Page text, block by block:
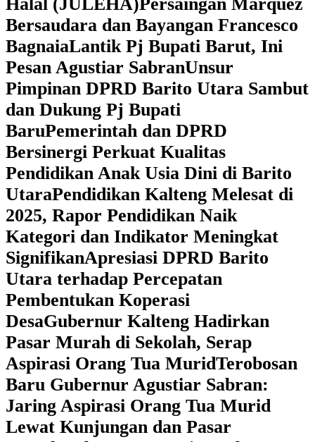
Bersaudara dan Bayangan Francesco
BagnaiaLantik Pj Bupati Barut, Ini
Pesan Agustiar SabranUnsur
Pimpinan DPRD Barito Utara Sambut
dan Dukung Pj Bupati
BaruPemerintah dan DPRD
Bersinergi Perkuat Kualitas
Pendidikan Anak Usia Dini di Barito
Utara‎Pendidikan Kalteng Melesat di
2025, Rapor Pendidikan Naik
Kategori dan Indikator Meningkat
SignifikanApresiasi DPRD Barito
Utara terhadap Percepatan
Pembentukan Koperasi
Desa‎Gubernur Kalteng Hadirkan
Pasar Murah di Sekolah, Serap
Aspirasi Orang Tua Murid‎Terobosan
Baru Gubernur Agustiar Sabran:
Jaring Aspirasi Orang Tua Murid
Lewat Kunjungan dan Pasar